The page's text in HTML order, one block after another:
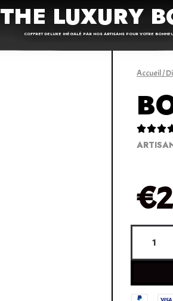
THE LUXURY
COFFRET DELUXE INÉGALÉ PAR NOS ARTISANS POUR VOTRE
Accueil/

€